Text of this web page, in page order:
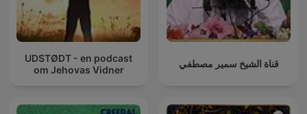
UDSTØDT - en podcast
om Jehovas Vidner
قناة الشيخ سمير مصطفي